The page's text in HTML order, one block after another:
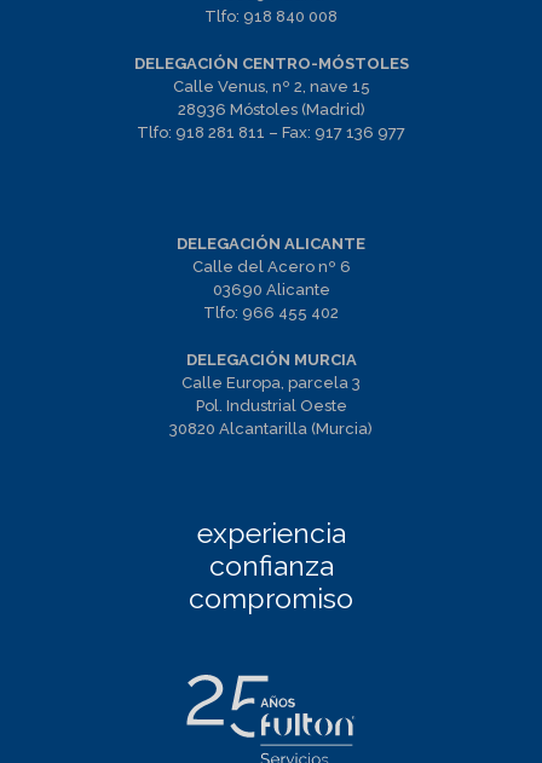
Tlfo: 918 840 008
DELEGACIÓN CENTRO-MÓSTOLES
Calle Venus, nº 2, nave 15
28936 Móstoles (Madrid)
Tlfo: 918 281 811 – Fax: 917 136 977
DELEGACIÓN ALICANTE
Calle del Acero nº 6
03690 Alicante
Tlfo: 966 455 402
DELEGACIÓN MURCIA
Calle Europa, parcela 3
Pol. Industrial Oeste
30820 Alcantarilla (Murcia)
experiencia
confianza
compromiso